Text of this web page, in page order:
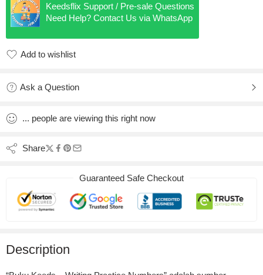
Keedsflix Support / Pre-sale Questions
Need Help? Contact Us via WhatsApp
Add to wishlist
Ask a Question
... people are viewing this right now
Share
Guaranteed Safe Checkout
Description